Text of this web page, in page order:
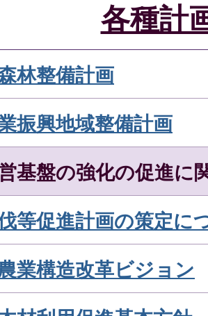
各種計
林整備計画
振興地域整備計画
基盤の強化の促進に
等促進計画の策定に
業構造改革ビジョン